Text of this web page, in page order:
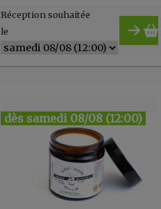
Réception souhaitée
le
dès samedi 08/08 (12:00)